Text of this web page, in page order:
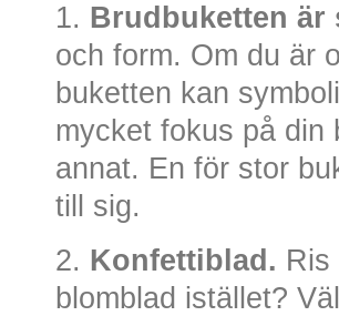
1. Brudbuketten är
och form. Om du är
buketten kan
mycket fokus på din
annat. En för stor
till sig.
2. Konfettiblad. Ris
blomblad istället?